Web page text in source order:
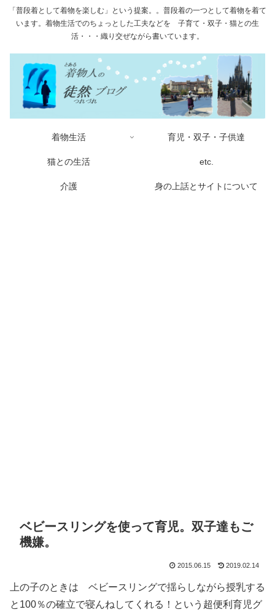
「普段着として着物を楽しむ」という提案。。普段着の一つとして着物を着て
います。着物生活でのちょっとした工夫などを 子育て・双子・猫との生
活・・・織り交ぜながら書いています。
着物生活 育児・双子・子供達
猫との生活 etc.
介護 身の上話とサイトについて
ベビースリングを使って育児。双子達もご
機嫌。
2015.06.15 2019.02.14
上の子のときは ベビースリングで揺らしながら授乳する
と100％の確立で寝んねしてくれる！という超便利育児グ